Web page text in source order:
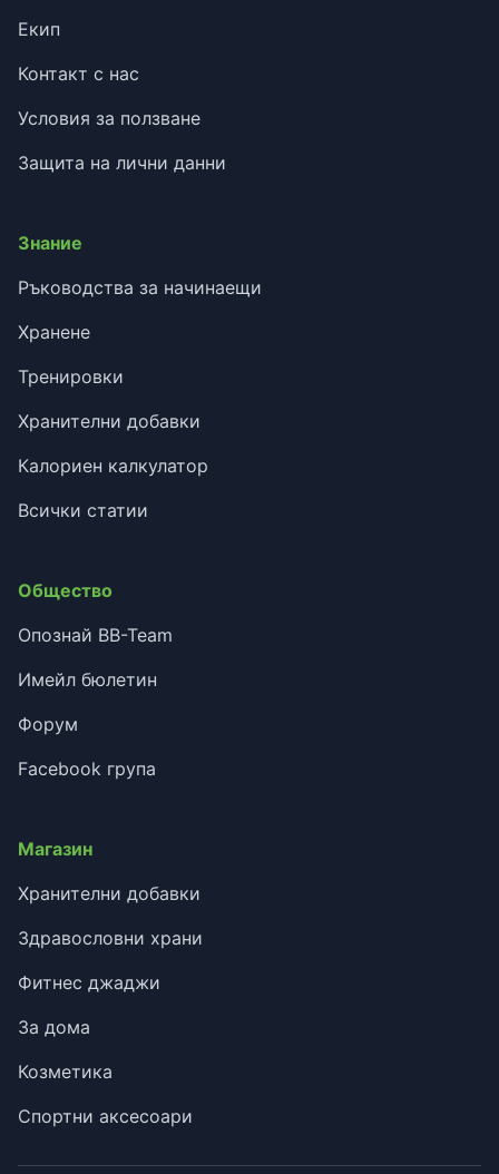
Екип
Контакт с нас
Условия за ползване
Защита на лични данни
Знание
Ръководства за начинаещи
Хранене
Тренировки
Хранителни добавки
Калориен калкулатор
Всички статии
Общество
Опознай BB-Team
Имейл бюлетин
Форум
Facebook група
Магазин
Хранителни добавки
Здравословни храни
Фитнес джаджи
За дома
Козметика
Спортни аксесоари